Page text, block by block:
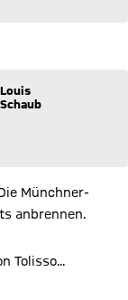
Schaub (21) ins
Louis
Schaub
Münchner-
anbrennen.
Tolisso...